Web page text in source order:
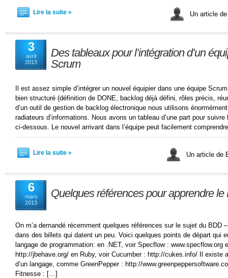
Lire la suite » Un article
3
avril
2013
Des tableaux pour l’intégration d’un
Scrum
Il est assez simple d’intégrer un nouvel équipier dans une équipe
bien structuré (définition de DONE, backlog déjà défini, rôles précis,
d’un outil de gestion de backlog électronique nous utilisons
radiateurs d’informations. Nous avons un tableau d’une part pour
ci-dessous. Le nouvel arrivant dans l’équipe peut facilement
Lire la suite » Un article de
6
mars
2013
Quelques références pour apprendre le
On m’a demandé récemment quelques références sur le sujet du BDD
dans des billets qui datent un peu. Voici quelques points de départ qui
langage de programmation: en .NET, voir Specflow : www.specflow.org
http://jbehave.org/ en Ruby, voir Cucumber : http://cukes.info/ Il existe
d’un langage, comme GreenPepper : http://
Fitnesse : […]